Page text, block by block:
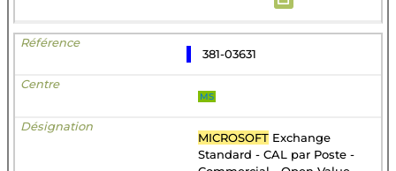
381-03631
MS
MICROSOFT Exchange
Standard - CAL par Poste -